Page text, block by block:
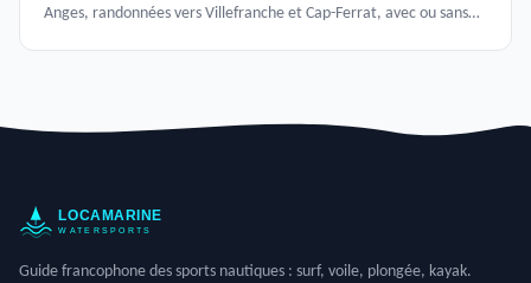
Anges, randonnées vers Villefranche et Cap-Ferrat, avec ou sans
Guide francophone des sports nautiques : surf, voile, plongée, kayak.